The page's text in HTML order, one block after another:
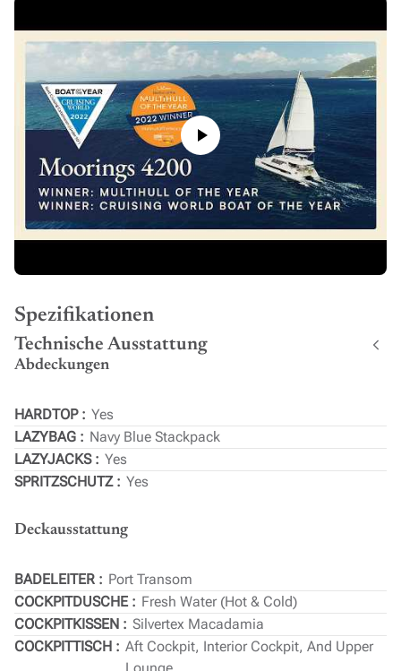
Spezifikationen
Technische Ausstattung
Abdeckungen
HARDTOP
Yes
LAZYBAG
Navy Blue Stackpack
LAZYJACKS
Yes
SPRITZSCHUTZ
Yes
Deckausstattung
BADELEITER
Port Transom
COCKPITDUSCHE
Fresh Water (Hot & Cold)
COCKPITKISSEN
Silvertex Macadamia
COCKPITTISCH
Aft Cockpit, Interior Cockpit, And Upper